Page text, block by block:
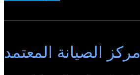
مركز الصيانة المعتمد